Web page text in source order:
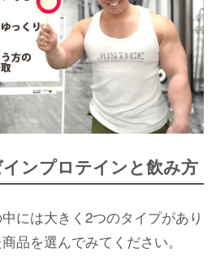
ンプロテインと飲み方
には大きく2つのタイプがあり
品を選んでみてください。